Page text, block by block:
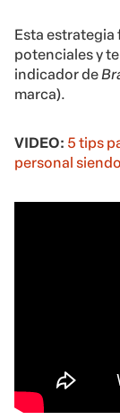
Esta
potenciales y
indicador de
marca).
VIDEO: 5 tips
personal